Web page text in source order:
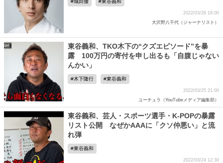
城田優 東谷義和
2022/03/26 18:00
大沢野八千代（ジャーナリスト）
東谷義和、TKO木下の“クズエピソード”を暴
露 100万円の寄付を申し出るも「自腹じゃない
んかい」
木下隆行 東谷義和
2022/03/25 21:00
ユーチュラ（YouTubeメディア編集部）
東谷義和、芸人・スポーツ選手・K-POPの暴露
リスト公開 なぜかAAAに「クソ仲悪い」と流
れ弾
東谷義和
2022/03/24 12:30